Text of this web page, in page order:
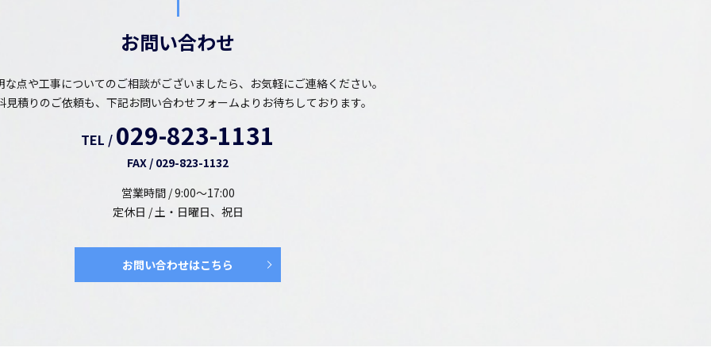
お問い合わせ
な点や工事についてのご相談がございましたら、お気軽にご連絡ください。
見積りのご依頼も、下記お問い合わせフォームよりお待ちしております。
TEL / 029-823-1131
FAX / 029-823-1132
営業時間 / 9:00～17:00
定休日 / 土・日曜日、祝日
お問い合わせはこちら